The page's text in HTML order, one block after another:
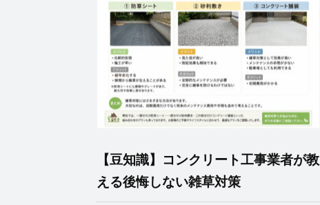
【豆知識】コンクリート工事業者が教
える後悔しない雑草対策